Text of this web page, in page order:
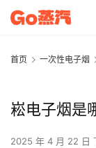
首页 一次性电子烟
崧电子烟是
2025 年 4 月 22 日